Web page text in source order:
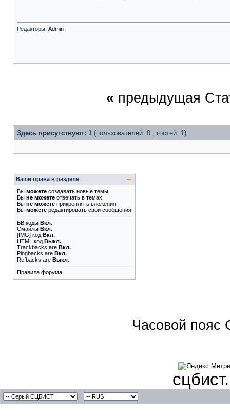
Редакторы: Admin
« предыдущая
Здесь присутствуют: 1 (пользователей: 0 , гостей: 1)
Ваши права в разделе
Вы можете создавать новые темы
Вы не можете отвечать в темах
Вы не можете прикреплять вложения
Вы можете редактировать свои сообщения
BB коды Вкл.
Смайлы Вкл.
[IMG] код Вкл.
HTML код Выкл.
Trackbacks are Вкл.
Pingbacks are Вкл.
Refbacks are Выкл.
Правила форума
Часовой пояс